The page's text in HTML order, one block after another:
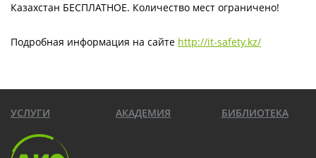
Казахстан БЕСПЛАТНОЕ. Количество мест ограничено!
Подробная информация на сайте http://it-safety.kz/
УСЛУГИ АКАДЕМИЯ БИБЛИОТЕКА